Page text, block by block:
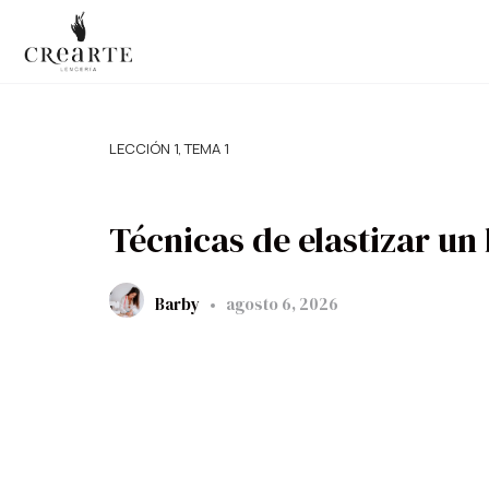
LECCIÓN 1, TEMA 1
Técnicas de elastizar
Barby agosto 6, 2026